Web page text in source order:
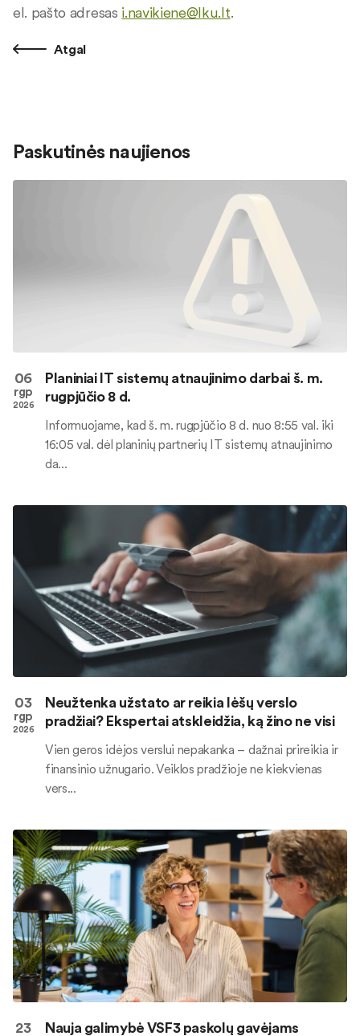
el. pašto adresas i.navikiene@lku.lt.
Atgal
Paskutinės naujienos
06
rgp
2026
Planiniai IT sistemų atnaujinimo darbai š. m.
rugpjūčio 8 d.
Informuojame, kad š. m. rugpjūčio 8 d. nuo 8:55 val. iki
16:05 val. dėl planinių partnerių IT sistemų atnaujinimo
da...
03
rgp
2026
Neužtenka užstato ar reikia lėšų verslo
pradžiai? Ekspertai atskleidžia, ką žino ne visi
Vien geros idėjos verslui nepakanka – dažnai prireikia ir
finansinio užnugario. Veiklos pradžioje ne kiekvienas
vers...
23 Nauja galimybė VSF3 paskolų gavėjams